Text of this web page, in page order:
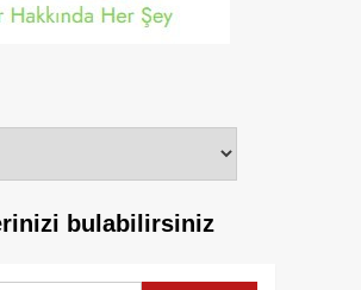
bulabilirsiniz